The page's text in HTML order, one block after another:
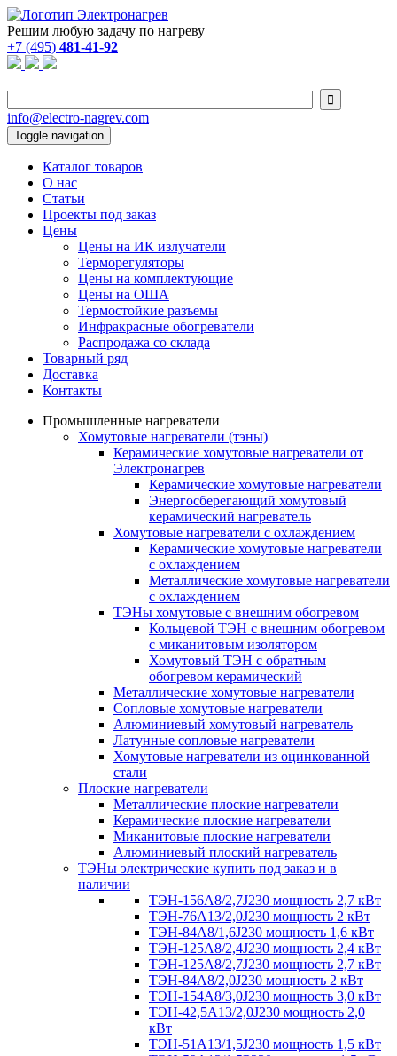
Решим любую задачу по нагреву
+7 (495) 481-41-92

info@electro-nagrev.com
Toggle navigation
Каталог товаров
О нас
Статьи
Проекты под заказ
Цены
Цены на ИК излучатели
Терморегуляторы
Цены на комплектующие
Цены на ОША
Термостойкие разъемы
Инфракрасные обогреватели
Распродажа со склада
Товарный ряд
Доставка
Контакты
Промышленные нагреватели
Хомутовые нагреватели (тэны)
Керамические хомутовые нагреватели от
Электронагрев
Керамические хомутовые нагреватели
Энергосберегающий хомутовый
керамический нагреватель
Хомутовые нагреватели с охлаждением
Керамические хомутовые нагреватели
с охлаждением
Металлические хомутовые нагреватели
с охлаждением
ТЭНы хомутовые с внешним обогревом
Кольцевой ТЭН с внешним обогревом
с миканитовым изолятором
Хомутовый ТЭН с обратным
обогревом керамический
Металлические хомутовые нагреватели
Сопловые хомутовые нагреватели
Алюминиевый хомутовый нагреватель
Латунные сопловые нагреватели
Хомутовые нагреватели из оцинкованной
стали
Плоские нагреватели
Металлические плоские нагреватели
Керамические плоские нагреватели
Миканитовые плоские нагреватели
Алюминиевый плоский нагреватель
ТЭНы электрические купить под заказ и в
наличии
ТЭН-156А8/2,7J230 мощность 2,7 кВт
ТЭН-76А13/2,0J230 мощность 2 кВт
ТЭН-84А8/1,6J230 мощность 1,6 кВт
ТЭН-125А8/2,4J230 мощность 2,4 кВт
ТЭН-125А8/2,7J230 мощность 2,7 кВт
ТЭН-84А8/2,0J230 мощность 2 кВт
ТЭН-154А8/3,0J230 мощность 3,0 кВт
ТЭН-42,5А13/2,0J230 мощность 2,0
кВт
ТЭН-51А13/1,5J230 мощность 1,5 кВт